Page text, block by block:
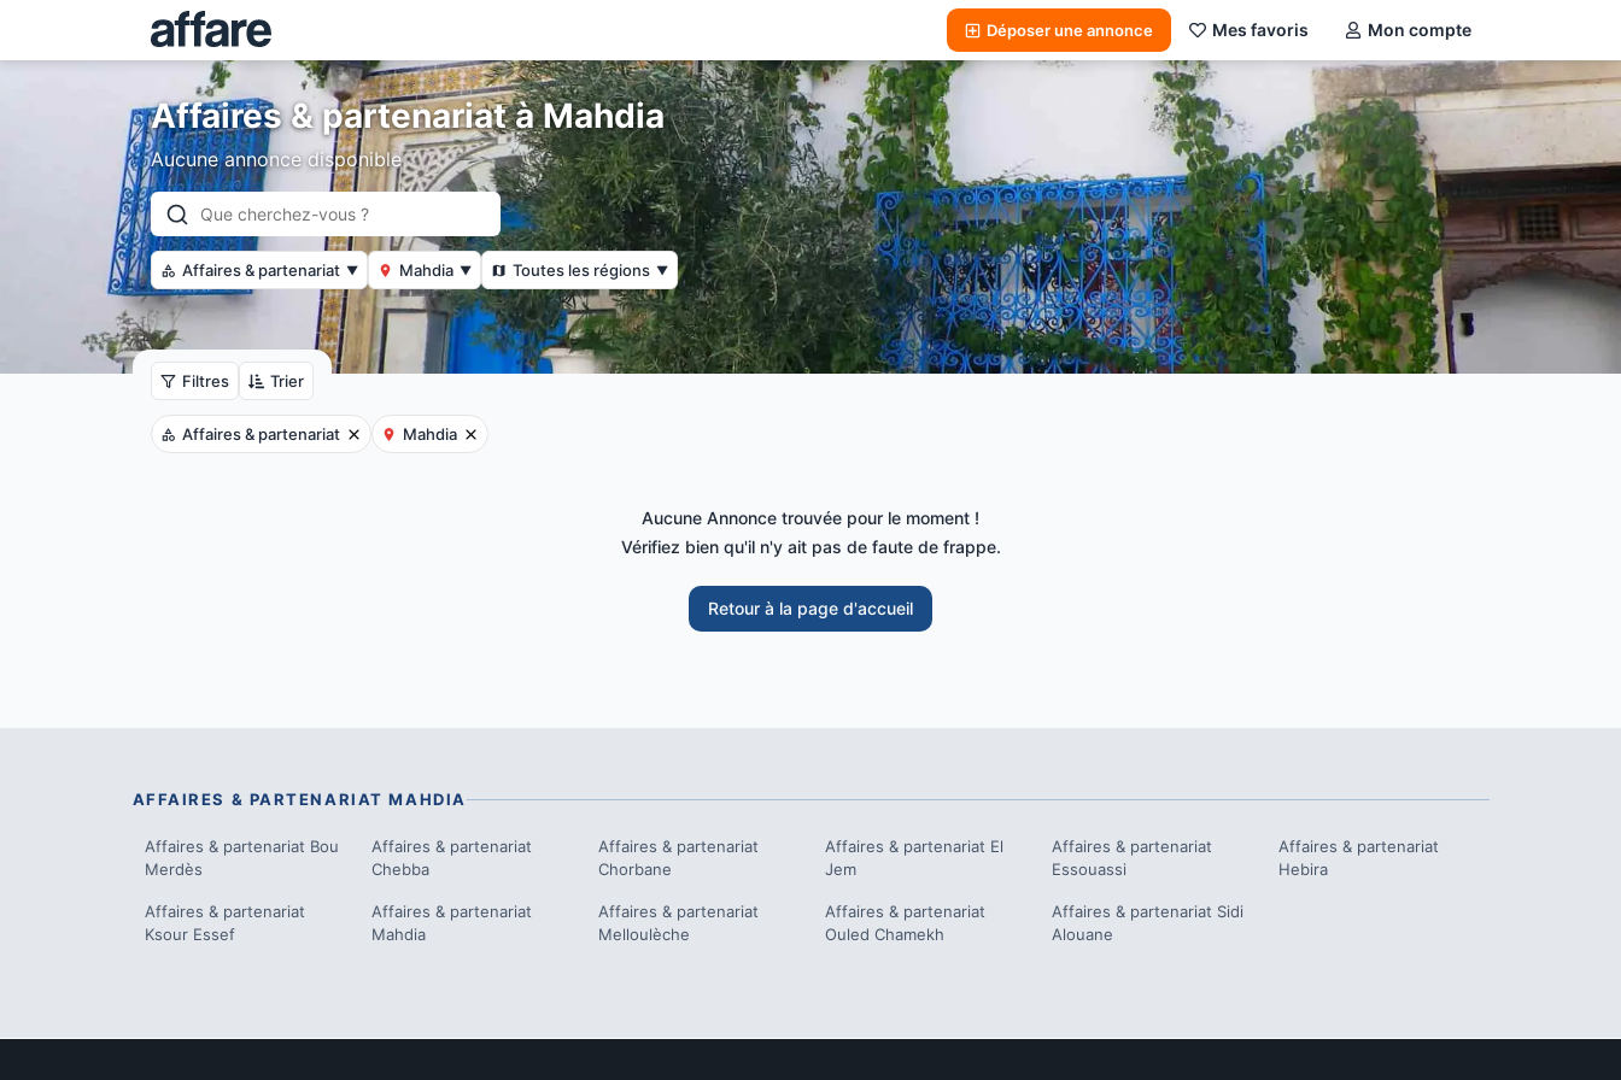
Déposer une annonce Mes favoris Mon compte
Affaires & partenariat à Mahdia
Aucune annonce disponible
Affaires & partenariat ▼ Mahdia ▼ Toutes les régions ▼
Filtres Trier
Affaires & partenariat Mahdia
Aucune Annonce trouvée pour le moment !
Vérifiez bien qu'il n'y ait pas de faute de frappe.
Retour à la page d'accueil
AFFAIRES & PARTENARIAT MAHDIA
Affaires & partenariat Bou
Merdès
Affaires & partenariat
Chebba
Affaires & partenariat
Chorbane
Affaires & partenariat El
Jem
Affaires & partenariat
Essouassi
Affaires & partenariat
Hebira
Affaires & partenariat
Ksour Essef
Affaires & partenariat
Mahdia
Affaires & partenariat
Melloulèche
Affaires & partenariat
Ouled Chamekh
Affaires & partenariat Sidi
Alouane